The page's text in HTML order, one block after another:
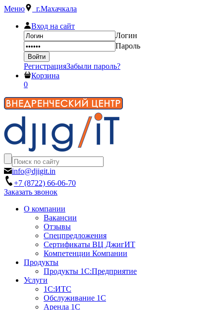
Меню г.Махачкала
Вход на сайт
Логин
Пароль
РегистрацияЗабыли пароль?
Корзина
0
info@djigit.in
+7 (8722) 66-06-70
Заказать звонок
О компании
Вакансии
Отзывы
Спецпредложения
Сертификаты ВЦ ДжигИТ
Компетенции Компании
Продукты
Продукты 1С:Предприятие
Услуги
1С:ИТС
Обслуживание 1С
Аренда 1С